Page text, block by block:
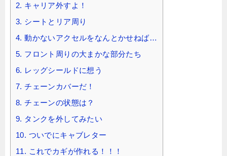
2. キャリア外すよ！
3. シートとリア周り
4. 動かないアクセルをなんとかせねば…
5. フロント周りの大まかな部分たち
6. レッグシールドに想う
7. チェーンカバーだ！
8. チェーンの状態は？
9. タンクを外してみたい
10. ついでにキャブレター
11. これでカギが作れる！！！